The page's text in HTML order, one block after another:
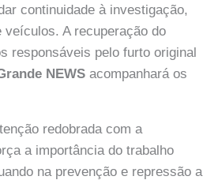
continuidade à investigação,
veículos. A recuperação do
responsáveis pelo furto original
NEWS acompanhará os
redobrada com a
a importância do trabalho
na prevenção e repressão a